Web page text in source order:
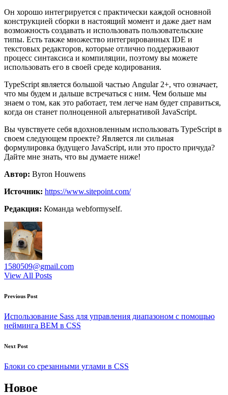
Он хорошо интегрируется с практически каждой основной
конструкцией сборки в настоящий момент и даже дает нам
возможность создавать и использовать пользовательские
типы. Есть также множество интегрированных IDE и
текстовых редакторов, которые отлично поддерживают
процесс синтаксиса и компиляции, поэтому вы можете
использовать его в своей среде кодирования.
TypeScript является большой частью Angular 2+, что означает,
что мы будем и дальше встречаться с ним. Чем больше мы
знаем о том, как это работает, тем легче нам будет справиться,
когда он станет полноценной альтернативой JavaScript.
Вы чувствуете себя вдохновленным использовать TypeScript в
своем следующем проекте? Является ли сильная
формулировка будущего JavaScript, или это просто причуда?
Дайте мне знать, что вы думаете ниже!
Автор: Byron Houwens
Источник: https://www.sitepoint.com/
Редакция: Команда webformyself.
1580509@gmail.com
View All Posts
Post
navigation
Previous Post
Использование Sass для управления диапазоном с помощью
нейминга BEM в CSS
Next Post
Блоки со срезанными углами в CSS
Новое